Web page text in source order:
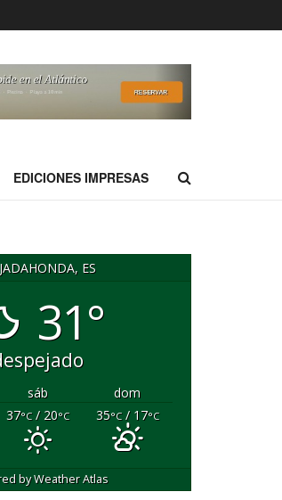
EDICIONES IMPRESAS
ES
31°
sáb
dom
37°C/ 20°C 35°C/ 17°C
byWeather Atlas